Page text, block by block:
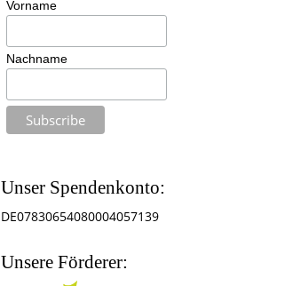
Vorname
Nachname
Unser Spendenkonto:
DE07830654080004057139
Unsere Förderer: